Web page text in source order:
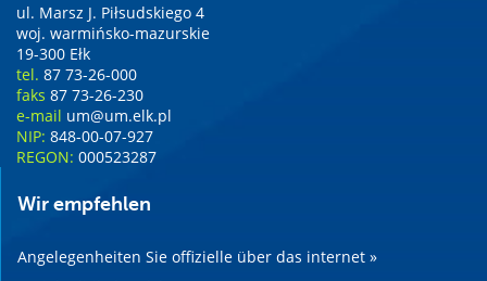
ul. Marsz J. Piłsudskiego 4
woj. warmińsko-mazurskie
19-300 Ełk
tel. 87 73-26-000
faks 87 73-26-230
e-mail um@um.elk.pl
NIP: 848-00-07-927
REGON: 000523287
Wir empfehlen
Angelegenheiten Sie offizielle über das internet »